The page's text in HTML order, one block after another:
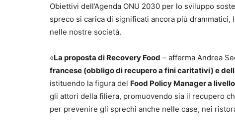
Obiettivi dell’Agenda ONU 2030 per lo sviluppo
spreco si carica di significati ancora più drammatici,
nelle nostre società.
«La proposta di Recovery Food – afferma Andrea
francese (obbligo di recupero a fini caritativi) e
istituendo la figura del Food Policy Manager a
gli attori della filiera, promuovendo sia il recupero
per prevenire gli sprechi anche nelle case, nei